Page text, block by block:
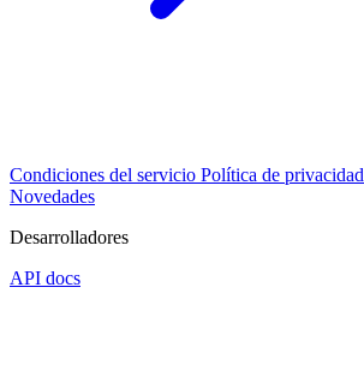
Condiciones del servicio Política de privacidad
Novedades
Desarrolladores
API docs